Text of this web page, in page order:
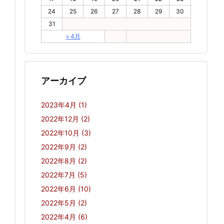
« 4月
24
25 26 27 28 29
30
31
アーカイブ
2023年4月 (1)
2022年12月 (2)
2022年10月 (3)
2022年9月 (2)
2022年8月 (2)
2022年7月 (5)
2022年6月 (10)
2022年5月 (2)
2022年4月 (6)